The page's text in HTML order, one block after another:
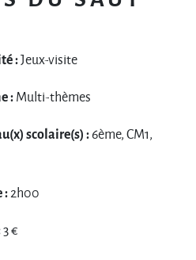
:Jeux-visite
: Multi-thèmes
scolaire(s) :6ème, CM1,
:2h00
3 €